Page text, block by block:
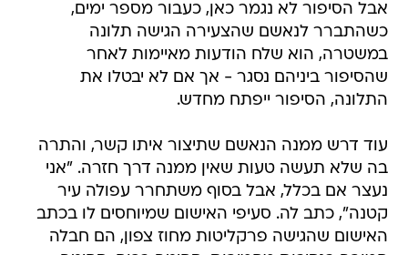
אבל הסיפור לא נגמר כאן, כעבור מספר ימים,
כשהתברר לנאשם שהצעירה הגישה תלונה
במשטרה, הוא שלח הודעות מאיימות לאחר
שהסיפור ביניהם נסגר - אך אם לא יבטלו את
התלונה, הסיפור ייפתח מחדש.
עוד דרש ממנה הנאשם שתיצור איתו קשר, והתרה
בה שלא תעשה טעות שאין ממנה דרך חזרה. "אני
נעצר אם בכלל, אבל בסוף משתחרר עפולה עיר
קטנה", כתב לה. סעיפי האישום שמיוחסים לו בכתב
האישום שהגישה פרקליטות מחוז צפון, הם חבלה